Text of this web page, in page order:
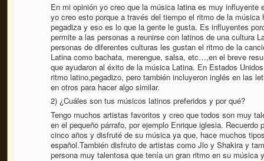
En mi opinión yo creo que la música latina es muy
yo creo esto porque a través del tiempo el ritmo de la
pegadiza y eso es lo que la gente le gusta. Es influyentes
permite a las personas a reunirse con latinos de una cultura
personas de diferentes culturas les gustan el ritmo de la
Latina como bachata, merengue, salsa, etc…,en el breve
que ayudaron al éxito de la música Latina. En Estados
ritmo latino,pegadizo, pero también incluyeron inglés en las
en otros para hacer algo similar.
2) ¿Cuáles son tus músicos latinos preferidos y por qué?
Tengo muchos artistas favoritos y creo que todos son muy
en el pequeño párrafo, por ejemplo Enrique iglesia.
cinco años y disfruté de su música ya que, hace muchos
español.También disfruto de artistas como Jlo y Shakira y
persona muy talentosa que tenía un gran ritmo en su